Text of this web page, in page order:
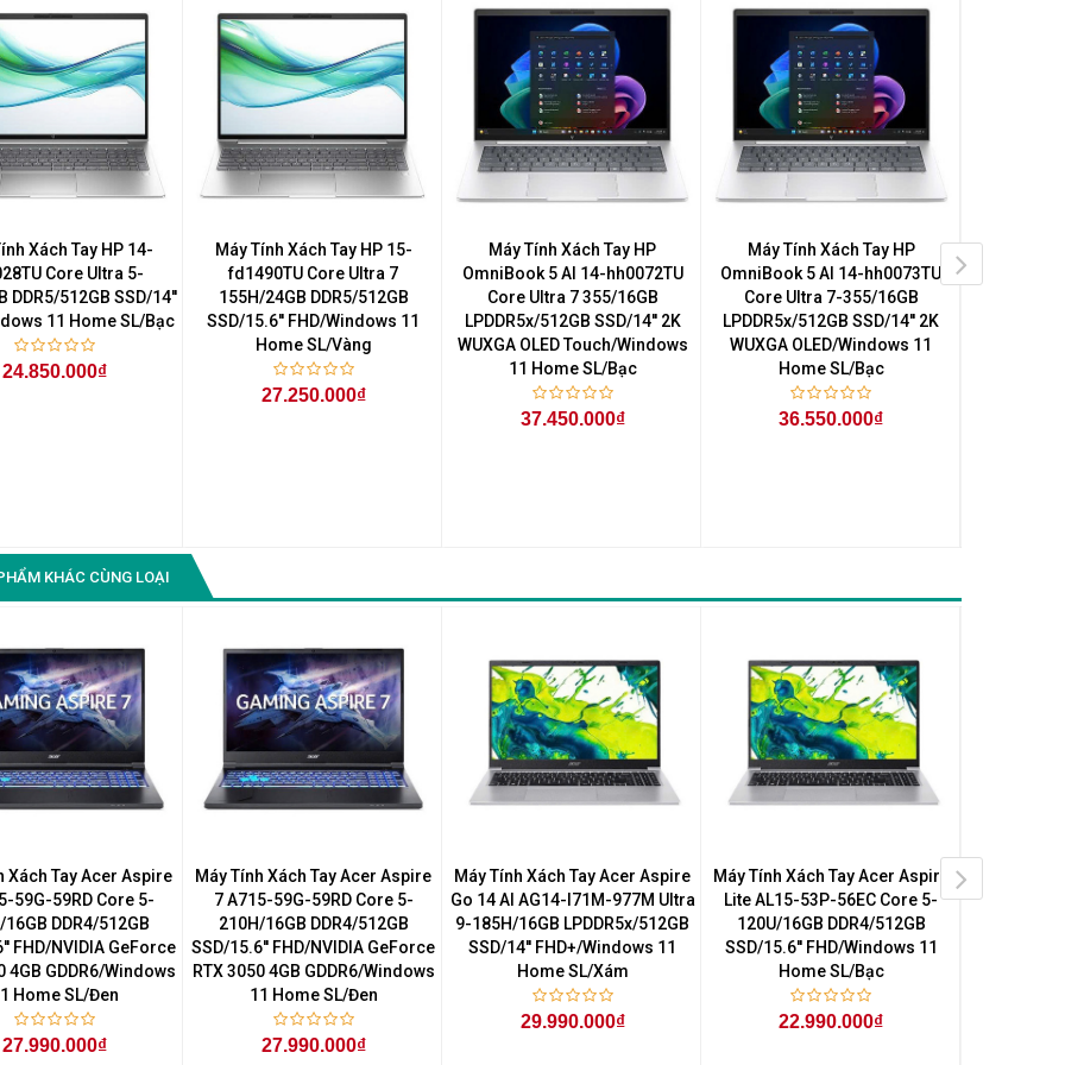
Xách Tay HP 14-
Core Ultra 5-
DDR5/512GB SSD/14''
11 Home SL/Bạc
24.850.000₫
Máy Tính Xách Tay HP 15-
fd1490TU Core Ultra 7
155H/24GB DDR5/512GB
SSD/15.6'' FHD/Windows 11
Home SL/Vàng
27.250.000₫
Máy Tính Xách Tay HP
OmniBook 5 AI 14-hh0072TU
Core Ultra 7 355/16GB
LPDDR5x/512GB SSD/14'' 2K
WUXGA OLED Touch/Windows
11 Home SL/Bạc
37.450.000₫
Máy Tính Xách Tay HP
OmniBook 5 AI 14-hh0073TU
Core Ultra 7-355/16GB
LPDDR5x/512GB SSD/14'' 2K
WUXGA OLED/Windows 11
Home SL/Bạc
36.550.000₫
KHÁC CÙNG LOẠI
Xách Tay Acer Aspire
59G-59RD Core 5-
16GB DDR4/512GB
FHD/NVIDIA GeForce
4GB GDDR6/Windows
Home SL/Đen
27.990.000₫
Máy Tính Xách Tay Acer Aspire
7 A715-59G-59RD Core 5-
210H/16GB DDR4/512GB
SSD/15.6'' FHD/NVIDIA GeForce
RTX 3050 4GB GDDR6/Windows
11 Home SL/Đen
27.990.000₫
Máy Tính Xách Tay Acer Aspire
Go 14 AI AG14-I71M-977M Ultra
9-185H/16GB LPDDR5x/512GB
SSD/14'' FHD+/Windows 11
Home SL/Xám
29.990.000₫
Máy Tính Xách Tay Acer Aspire
Lite AL15-53P-56EC Core 5-
120U/16GB DDR4/512GB
SSD/15.6'' FHD/Windows 11
Home SL/Bạc
22.990.000₫
Lite AL15-